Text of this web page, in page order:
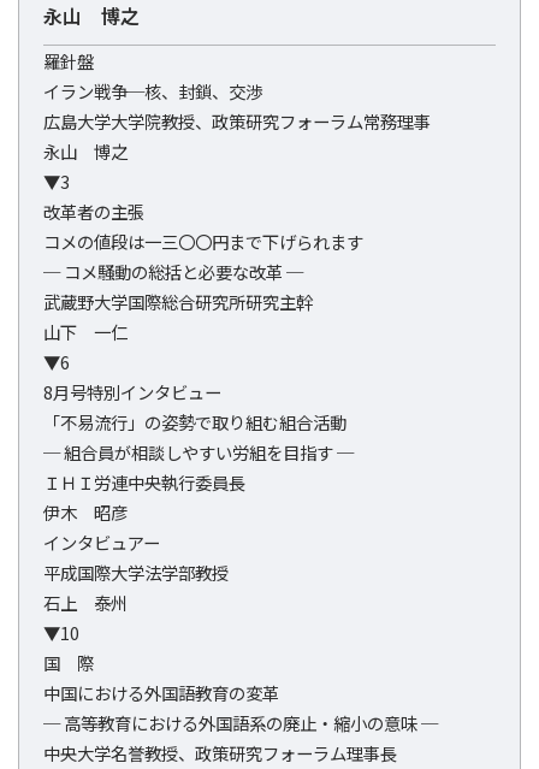
永山 博之
羅針盤
イラン戦争─核、封鎖、交渉
広島大学大学院教授、政策研究フォーラム常務理事
永山 博之
▼3
改革者の主張
コメの値段は一三〇〇円まで下げられます
─ コメ騒動の総括と必要な改革 ─
武蔵野大学国際総合研究所研究主幹
山下 一仁
▼6
8月号特別インタビュー
「不易流行」の姿勢で取り組む組合活動
─ 組合員が相談しやすい労組を目指す ─
ＩＨＩ労連中央執行委員長
伊木 昭彦
インタビュアー
平成国際大学法学部教授
石上 泰州
▼10
国 際
中国における外国語教育の変革
─ 高等教育における外国語系の廃止・縮小の意味 ─
中央大学名誉教授、政策研究フォーラム理事長